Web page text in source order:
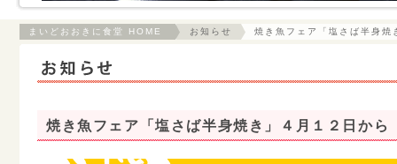
まいどおおきに食堂 HOME お知らせ 焼き魚フェア「塩さば半身焼
焼き魚フェア「塩さば半身焼き」４月１２日から